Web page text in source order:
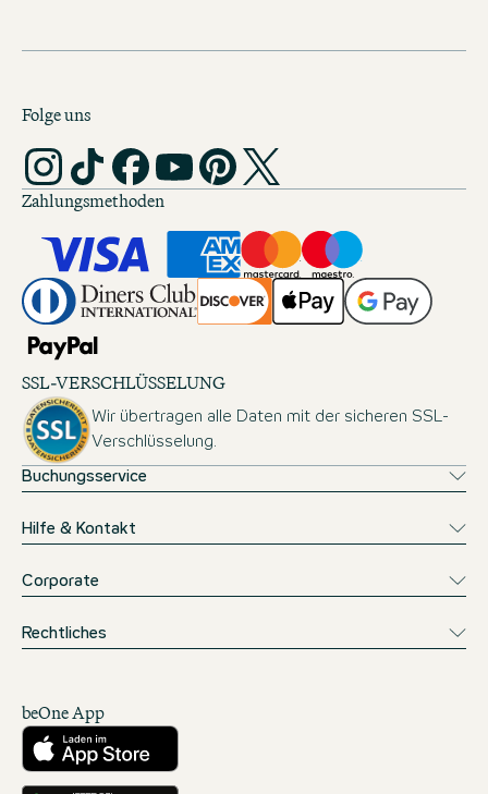
Folge uns
Zahlungsmethoden
SSL-VERSCHLÜSSELUNG
Wir übertragen alle Daten mit der sicheren SSL-
Verschlüsselung.
Buchungsservice
Hilfe & Kontakt
Corporate
Rechtliches
beOne App
Herunterladen aus dem App Store